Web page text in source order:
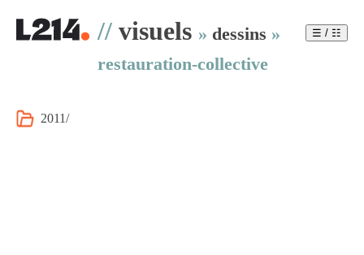
// visuels » dessins »
restauration-collective
2011/
☰ / ☷